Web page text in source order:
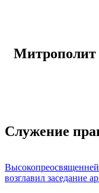
Митрополит
Служение
возглавил заседание